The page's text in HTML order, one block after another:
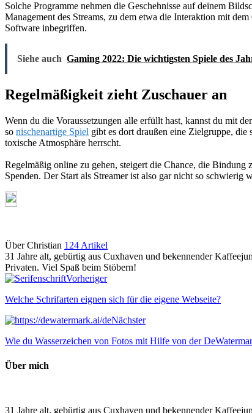
Solche Programme nehmen die Geschehnisse auf deinem
Management des Streams, zu dem etwa die Interaktion mit
Software inbegriffen.
Siehe auch Gaming 2022: Die wichtigsten Spiele des
Regelmäßigkeit zieht Zuschauer an
Wenn du die Voraussetzungen alle erfüllt hast, kannst du mit
so nischenartige Spiel gibt es dort draußen eine Zielgruppe, die
toxische Atmosphäre herrscht.
Regelmäßig online zu gehen, steigert die Chance, die
Spenden. Der Start als Streamer ist also gar nicht so
Über Christian 124 Artikel
31 Jahre alt, gebürtig aus Cuxhaven und bekennender
Privaten. Viel Spaß beim Stöbern!
Webseite
Vorheriger
Welche Schrifarten eignen sich für die eigene Webseite?
Nächster
Wie du Wasserzeichen von Fotos mit Hilfe von der
Über mich
31 Jahre alt, gebürtig aus Cuxhaven und bekennender